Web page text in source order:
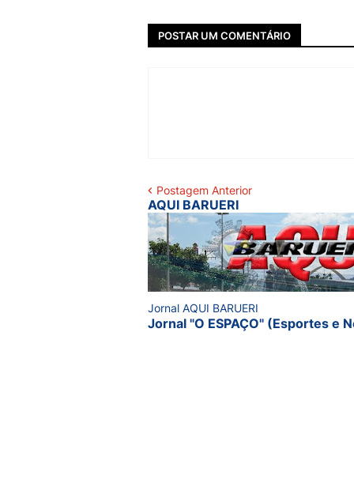
POSTAR UM COMENTÁRIO
Postagem Anterior
AQUI BARUERI
Jornal AQUI BARUERI
Jornal "O ESPAÇO" (Esportes e